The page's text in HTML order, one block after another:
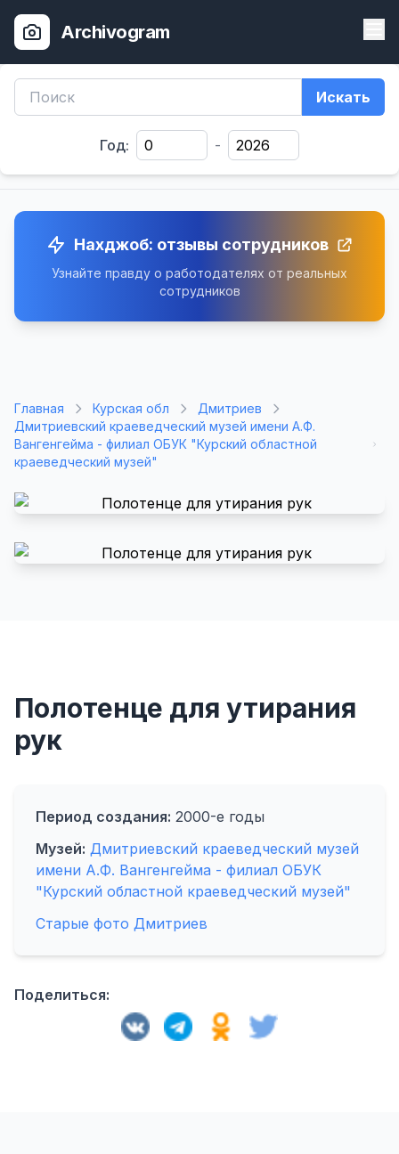
Archivogram
Искать
Год: -
Нахджоб: отзывы сотрудников
Узнайте правду о работодателях от реальных
сотрудников
Главная Курская обл
Дмитриев
Дмитриевский краеведческий музей имени А.Ф.
Вангенгейма - филиал ОБУК "Курский областной
краеведческий музей"
Полотенце для утирания
рук
Период создания: 2000-е годы
Музей: Дмитриевский краеведческий музей
имени А.Ф. Вангенгейма - филиал ОБУК
"Курский областной краеведческий музей"
Старые фото Дмитриев
Поделиться: